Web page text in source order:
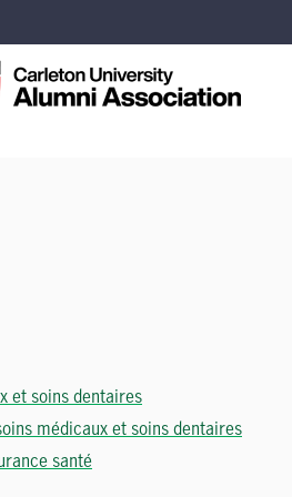
et soins dentaires
médicaux et soins dentaires
santé